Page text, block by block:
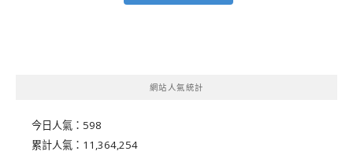
網站人氣統計
今日人氣： 598
累計人氣： 11,364,254